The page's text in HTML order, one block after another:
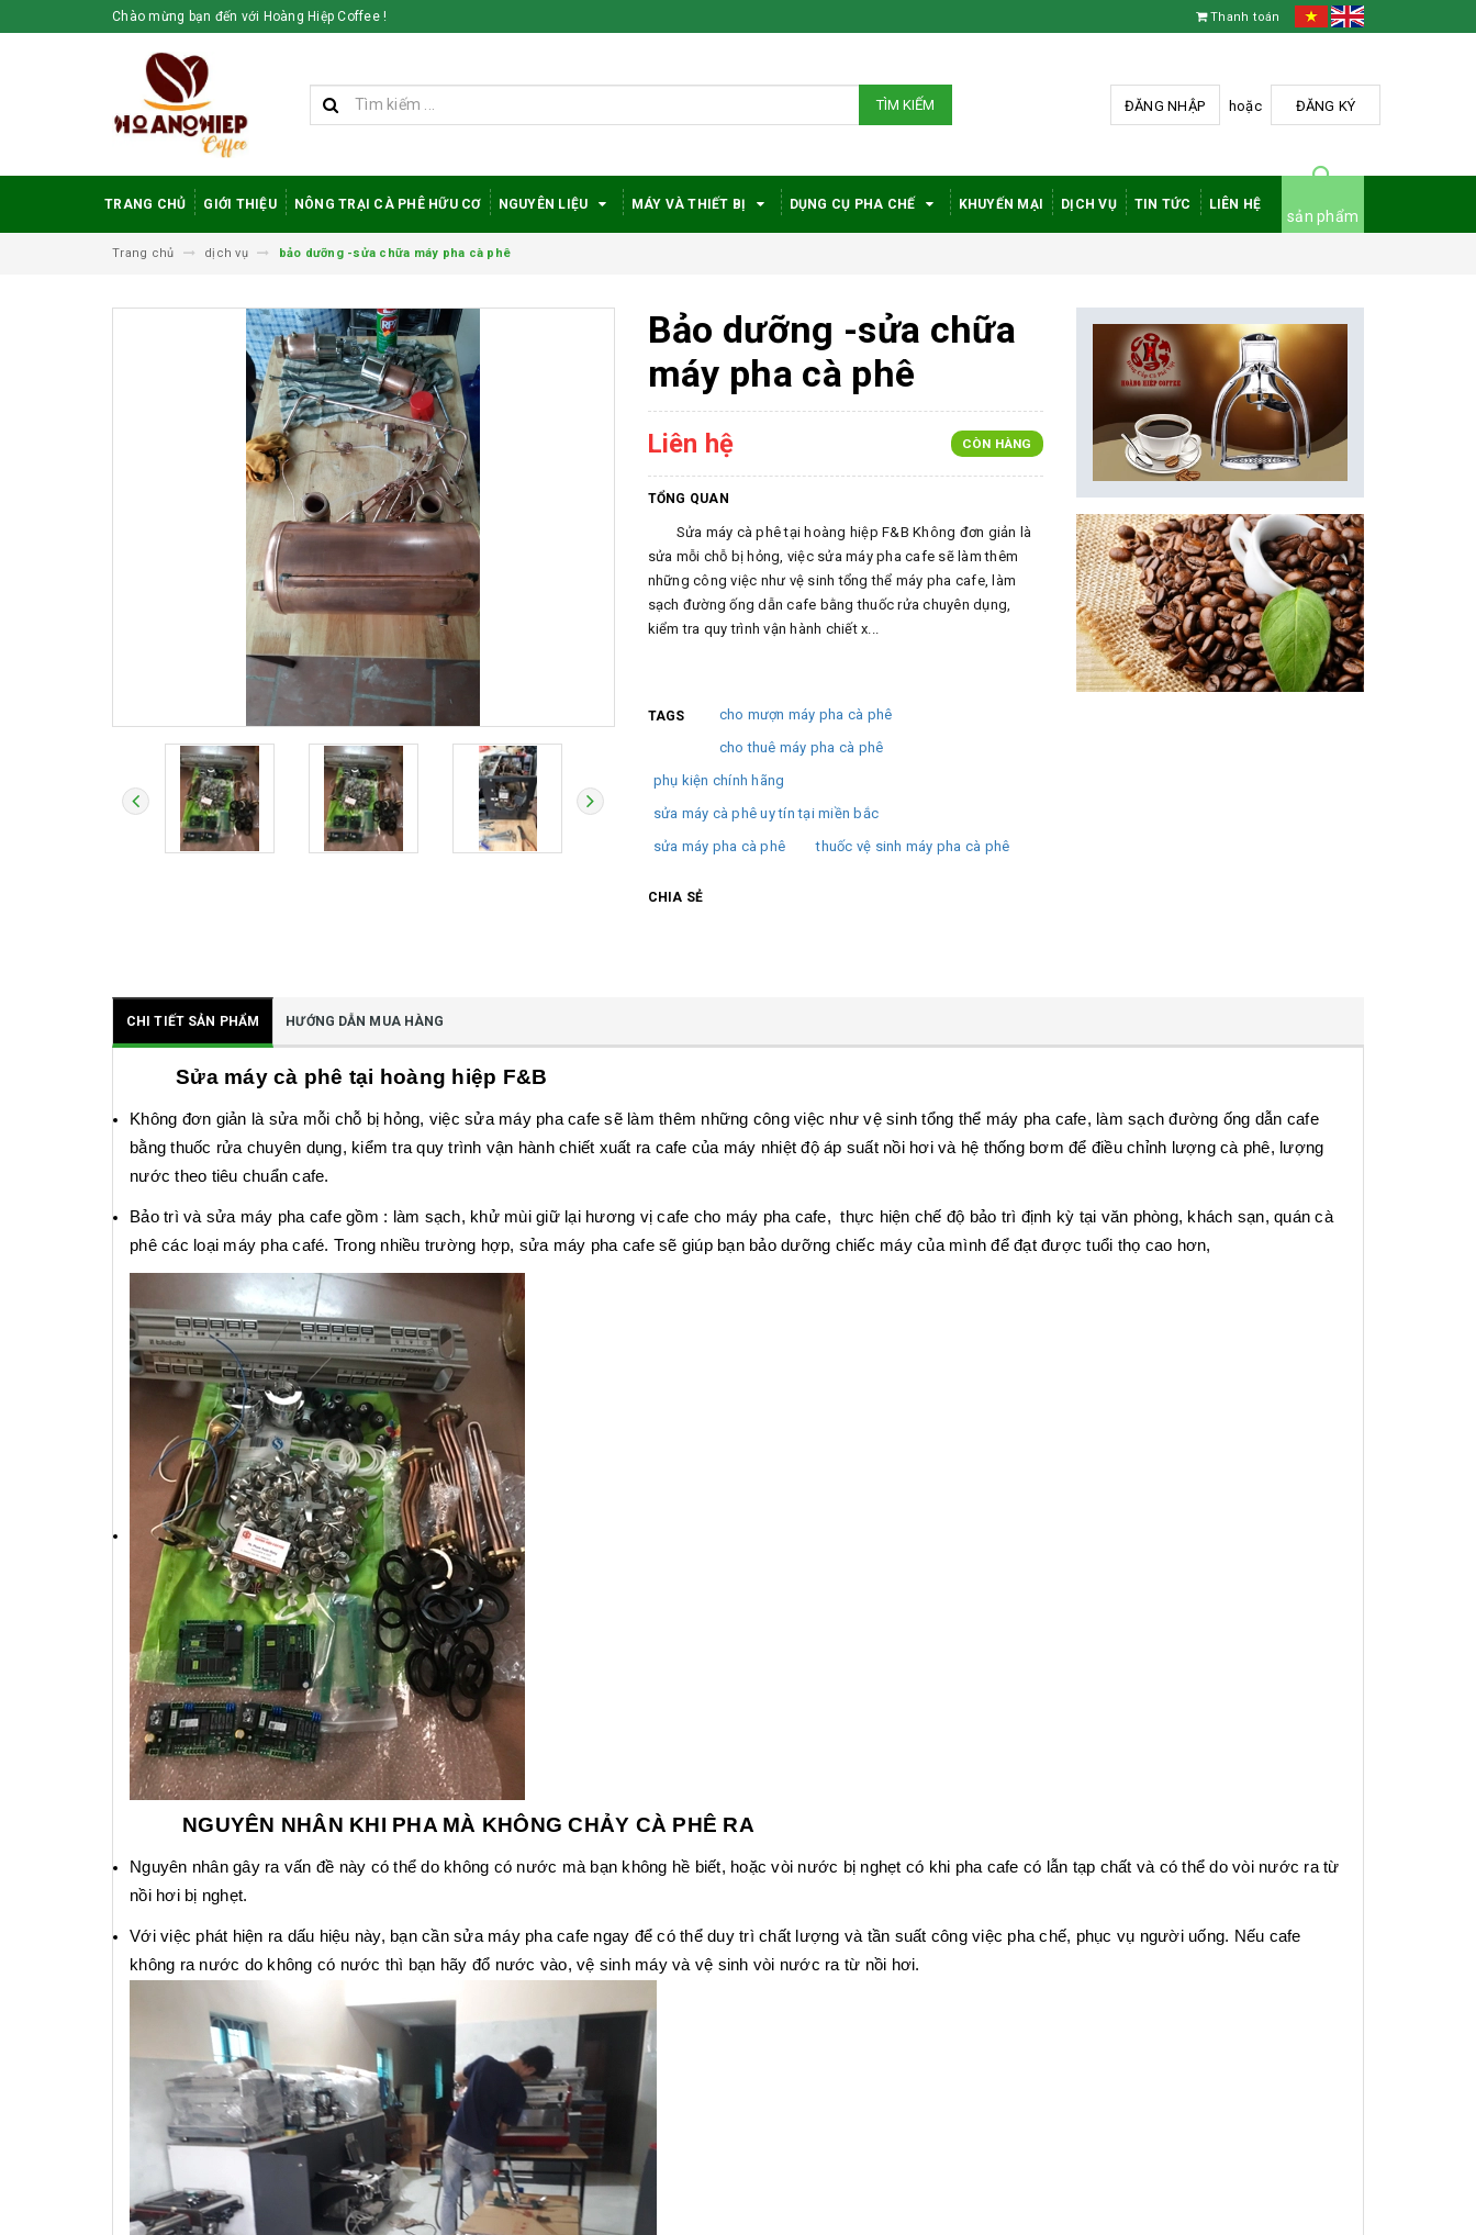
Chào mừng bạn đến với Hoàng Hiệp Coffee ! Thanh toán
TÌM KIẾM ĐĂNG NHẬP hoặc ĐĂNG KÝ
TRANG CHỦ GIỚI THIỆU NÔNG TRẠI CÀ PHÊ HỮU CƠ NGUYÊN LIỆU MÁY VÀ THIẾT BỊ DỤNG CỤ PHA CHẾ KHUYẾN MẠI DỊCH VỤ TIN TỨC LIÊN HỆ
sản phẩm
Trang chủ dịch vụ bảo dưỡng -sửa chữa máy pha cà phê
Bảo dưỡng -sửa chữa
máy pha cà phê
Liên hệ CÒN HÀNG
TỔNG QUAN
Sửa máy cà phê tại hoàng hiệp F&B Không đơn giản là
sửa mỗi chỗ bị hỏng, việc sửa máy pha cafe sẽ làm thêm
những công việc như vệ sinh tổng thể máy pha cafe, làm
sạch đường ống dẫn cafe bằng thuốc rửa chuyên dụng,
kiểm tra quy trình vận hành chiết x...
TAGS
cho mượn máy pha cà phê
cho thuê máy pha cà phê
phụ kiện chính hãng
sửa máy cà phê uy tín tại miền bắc
sửa máy pha cà phê
thuốc vệ sinh máy pha cà phê
CHIA SẺ
CHI TIẾT SẢN PHẨM HƯỚNG DẪN MUA HÀNG
Sửa máy cà phê tại hoàng hiệp F&B
Không đơn giản là sửa mỗi chỗ bị hỏng, việc sửa máy pha cafe sẽ làm thêm những công việc như vệ sinh tổng thể máy pha cafe, làm sạch đường ống dẫn cafe
bằng thuốc rửa chuyên dụng, kiểm tra quy trình vận hành chiết xuất ra cafe của máy nhiệt độ áp suất nồi hơi và hệ thống bơm để điều chỉnh lượng cà phê, lượng
nước theo tiêu chuẩn cafe.
Bảo trì và sửa máy pha cafe gồm : làm sạch, khử mùi giữ lại hương vị cafe cho máy pha cafe, thực hiện chế độ bảo trì định kỳ tại văn phòng, khách sạn, quán cà
phê các loại máy pha café. Trong nhiều trường hợp, sửa máy pha cafe sẽ giúp bạn bảo dưỡng chiếc máy của mình để đạt được tuổi thọ cao hơn,
NGUYÊN NHÂN KHI PHA MÀ KHÔNG CHẢY CÀ PHÊ RA
Nguyên nhân gây ra vấn đề này có thể do không có nước mà bạn không hề biết, hoặc vòi nước bị nghẹt có khi pha cafe có lẫn tạp chất và có thể do vòi nước ra từ
nồi hơi bị nghẹt.
Với việc phát hiện ra dấu hiệu này, bạn cần sửa máy pha cafe ngay để có thể duy trì chất lượng và tần suất công việc pha chế, phục vụ người uống. Nếu cafe
không ra nước do không có nước thì bạn hãy đổ nước vào, vệ sinh máy và vệ sinh vòi nước ra từ nồi hơi.